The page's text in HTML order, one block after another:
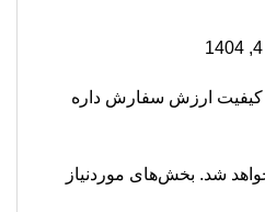
کیفیت ارزش سفارش داره
شد. بخش‌های موردنیاز